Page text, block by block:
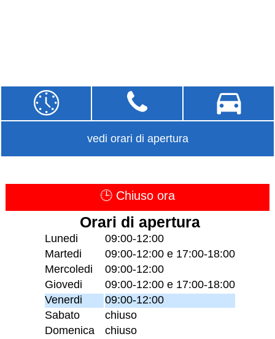
vedi orari di apertura
🕒 Chiuso ora
Orari di apertura
Lunedi
09:00-12:00
Martedi
09:00-12:00 e 17:00-18:00
Mercoledi
09:00-12:00
Giovedi
09:00-12:00 e 17:00-18:00
Venerdi
09:00-12:00
Sabato
chiuso
Domenica
chiuso